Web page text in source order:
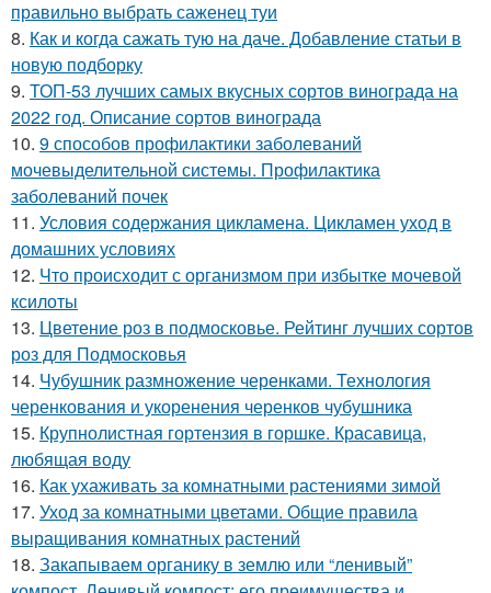
правильно выбрать саженец туи
8. Как и когда сажать тую на даче. Добавление статьи в
новую подборку
9. ТОП-53 лучших самых вкусных сортов винограда на
2022 год. Описание сортов винограда
10. 9 способов профилактики заболеваний
мочевыделительной системы. Профилактика
заболеваний почек
11. Условия содержания цикламена. Цикламен уход в
домашних условиях
12. Что происходит с организмом при избытке мочевой
ксилоты
13. Цветение роз в подмосковье. Рейтинг лучших сортов
роз для Подмосковья
14. Чубушник размножение черенками. Технология
черенкования и укоренения черенков чубушника
15. Крупнолистная гортензия в горшке. Красавица,
любящая воду
16. Как ухаживать за комнатными растениями зимой
17. Уход за комнатными цветами. Общие правила
выращивания комнатных растений
18. Закапываем органику в землю или “ленивый”